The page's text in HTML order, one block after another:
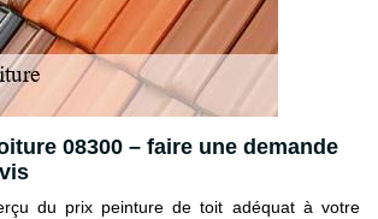
08300 – faire une demande
du prix peinture de toit adéquat à votre